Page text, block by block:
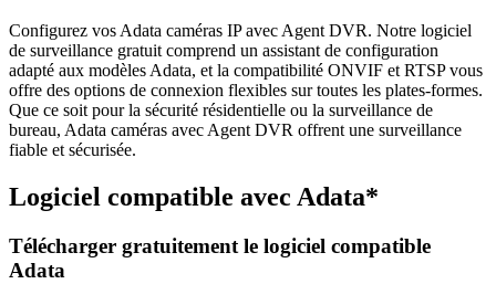
Configurez vos Adata caméras IP avec Agent DVR. Notre logiciel
de surveillance gratuit comprend un assistant de configuration
adapté aux modèles Adata, et la compatibilité ONVIF et RTSP vous
offre des options de connexion flexibles sur toutes les plates-formes.
Que ce soit pour la sécurité résidentielle ou la surveillance de
bureau, Adata caméras avec Agent DVR offrent une surveillance
fiable et sécurisée.
Logiciel compatible avec Adata*
Télécharger gratuitement le logiciel compatible
Adata